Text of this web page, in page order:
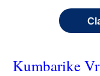
Kumbarike